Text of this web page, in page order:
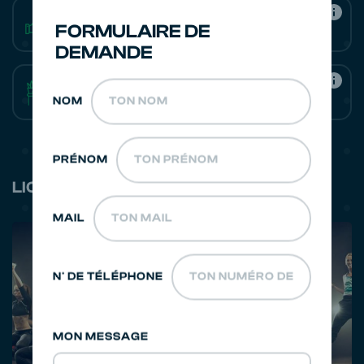
Communication Engagée
Gestion de l'Espace
LICENCES OFFICIELLES
FORMULAIRE DE
DEMANDE
NOM
PRÉNOM
MAIL
N° DE TÉLÉPHONE
MON MESSAGE